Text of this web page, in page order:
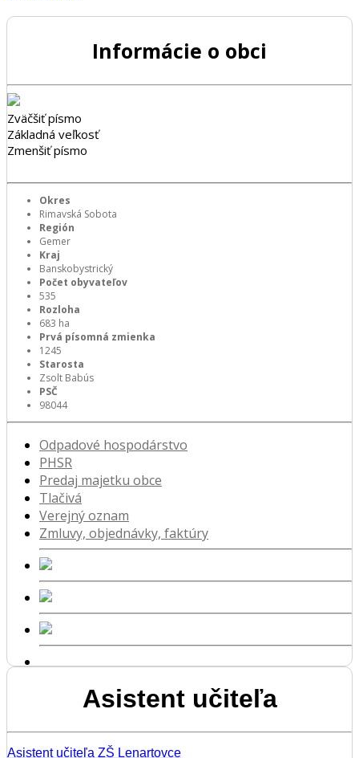
Informácie o obci
Zväčšiť písmo
Základná veľkosť
Zmenšiť písmo
Okres
Rimavská Sobota
Región
Gemer
Kraj
Banskobystrický
Počet obyvateľov
535
Rozloha
683 ha
Prvá písomná zmienka
1245
Starosta
Zsolt Babús
PSČ
98044
Odpadové hospodárstvo
PHSR
Predaj majetku obce
Tlačivá
Verejný oznam
Zmluvy, objednávky, faktúry
Asistent učiteľa
Asistent učiteľa ZŠ Lenartovce